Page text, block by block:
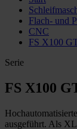
Flach- und
CNC
FS X100
Serie
FS X100
ausgeführt. Als